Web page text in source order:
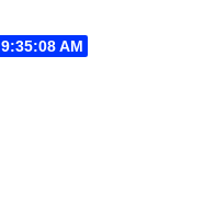
9:35:09 AM